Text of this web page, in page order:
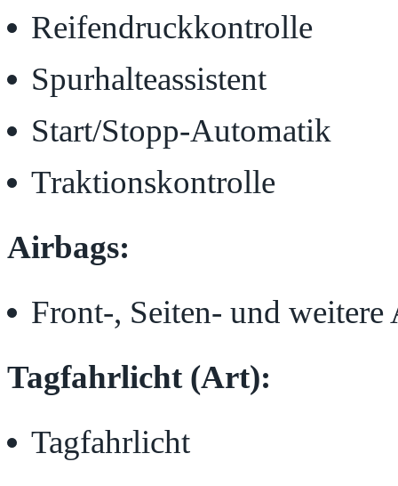
Reifendruckkontrolle
Spurhalteassistent
Start/Stopp-Automatik
Traktionskontrolle
Airbags:
Front-, Seiten- und weitere
Tagfahrlicht (Art):
Tagfahrlicht